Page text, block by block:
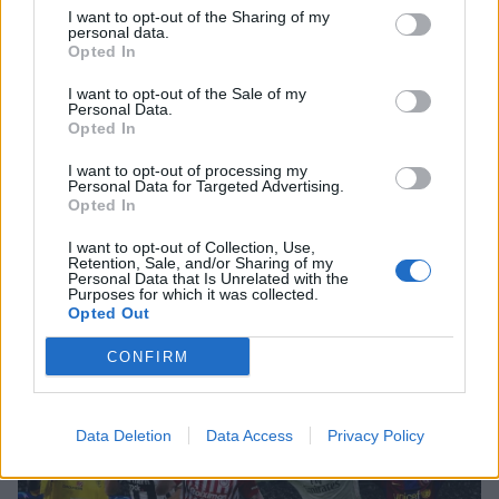
I want to opt-out of the Sharing of my
personal data.
Opted In
I want to opt-out of the Sale of my
Personal Data.
Opted In
I want to opt-out of processing my
Personal Data for Targeted Advertising.
Opted In
I want to opt-out of Collection, Use,
Retention, Sale, and/or Sharing of my
Personal Data that Is Unrelated with the
Purposes for which it was collected.
Opted Out
CONFIRM
Data Deletion Data Access Privacy Policy
SHOWBIZ
Ατύχημα στις διακοπές για τον Ιβάν
μήνυμα: «Θα σηκωθώ πιο δυνατός»
SHOWBIZ
Βαρύ πένθος για τη συνεργάτιδα της
μήνυμα της παρουσιάστριας
Λένα Παπαληγούρα για Άκη Πάντο:
απ’ ό,τι είχα φανταστεί»
Σέρρες: «Δεν ήταν μόνο η ταχύτητα» – Η ανάλυση
πραγματογνώμονα για το σφοδρό δυστύχημα